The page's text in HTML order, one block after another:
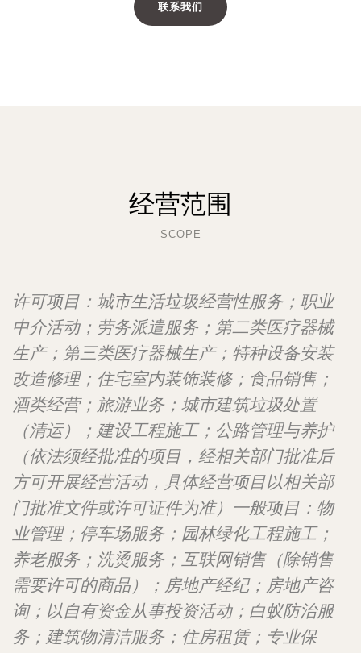
联系我们
经营范围
SCOPE
许可项目：城市生活垃圾经营性服务；职业
中介活动；劳务派遣服务；第二类医疗器械
生产；第三类医疗器械生产；特种设备安装
改造修理；住宅室内装饰装修；食品销售；
酒类经营；旅游业务；城市建筑垃圾处置
（清运）；建设工程施工；公路管理与养护
（依法须经批准的项目，经相关部门批准后
方可开展经营活动，具体经营项目以相关部
门批准文件或许可证件为准）一般项目：物
业管理；停车场服务；园林绿化工程施工；
养老服务；洗烫服务；互联网销售（除销售
需要许可的商品）；房地产经纪；房地产咨
询；以自有资金从事投资活动；白蚁防治服
务；建筑物清洁服务；住房租赁；专业保